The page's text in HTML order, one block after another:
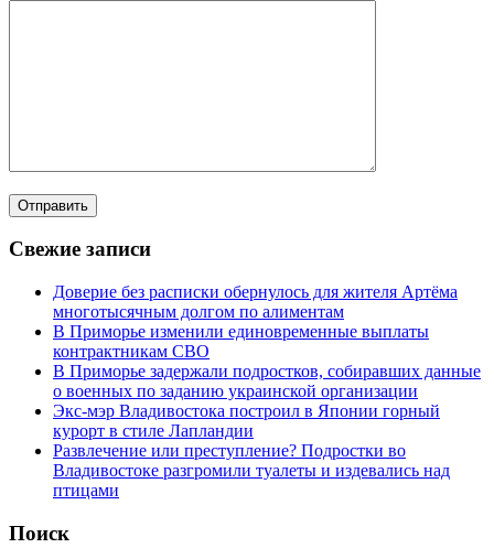
Свежие записи
Доверие без расписки обернулось для жителя Артёма
многотысячным долгом по алиментам
В Приморье изменили единовременные выплаты
контрактникам СВО
В Приморье задержали подростков, собиравших данные
о военных по заданию украинской организации
Экс-мэр Владивостока построил в Японии горный
курорт в стиле Лапландии
Развлечение или преступление? Подростки во
Владивостоке разгромили туалеты и издевались над
птицами
Поиск